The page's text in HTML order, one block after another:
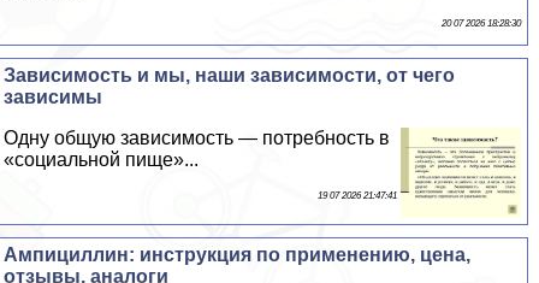
20 07 2026 18:28:30
Зависимость и мы, наши зависимости, от чего
зависимы
Одну общую зависимость — потребность в
«социальной пище»...
19 07 2026 21:47:41
Ампициллин: инструкция по применению, цена,
отзывы, аналоги